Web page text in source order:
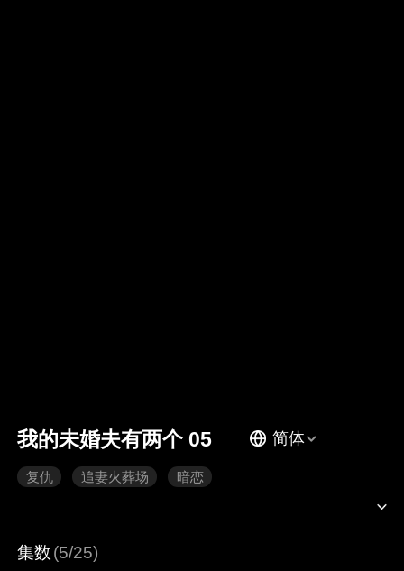
我的未婚夫有两个 05 简体
复仇 追妻火葬场 暗恋
集数(5/25)